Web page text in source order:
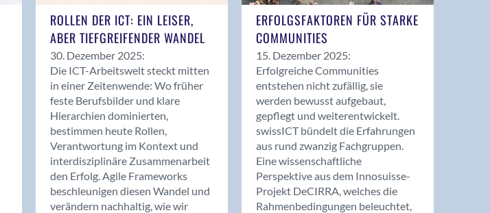
Balzers
Bassersdorf
Benken (SG)
Bergdietikon
Bern - Liebefeld
ROLLEN DER ICT: EIN LEISER,
ABER TIEFGREIFENDER WANDEL
30. Dezember 2025:
Die ICT-Arbeitswelt steckt mitten
in einer Zeitenwende: Wo früher
feste Berufsbilder und klare
Hierarchien dominierten,
bestimmen heute Rollen,
Verantwortung im Kontext und
interdisziplinäre Zusammenarbeit
den Erfolg. Agile Frameworks
beschleunigen diesen Wandel und
verändern nachhaltig, wie wir
ERFOLGSFAKTOREN FÜR STARKE
COMMUNITIES
15. Dezember 2025:
Erfolgreiche Communities
entstehen nicht zufällig, sie
werden bewusst aufgebaut,
gepflegt und weiterentwickelt.
swissICT bündelt die Erfahrungen
aus rund zwanzig Fachgruppen.
Eine wissenschaftliche
Perspektive aus dem Innosuisse-
Projekt DeCIRRA, welches die
Rahmenbedingungen beleuchtet,